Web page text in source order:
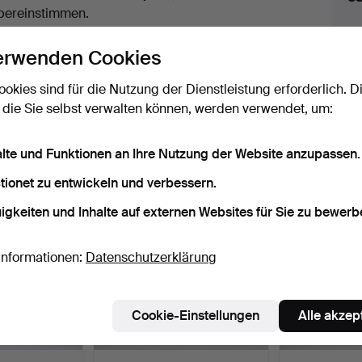
zu erhalten, sobald dieses Objekt
ist.
die mit Ihrer Suche
Cookies
sind für die Nutzung der Dienstleistung erforderlich.
Sie selbst verwalten können, werden verwendet, um:
und Funktionen an Ihre Nutzung der Website anzupassen.
zu entwickeln und verbessern.
und Inhalte auf externen Websites für Sie zu
Datenschutzerklärung
Cookie-Einstellungen Alle